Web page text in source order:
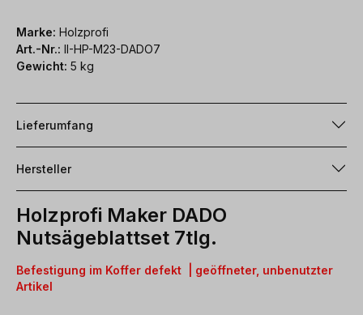
Marke: Holzprofi
Art.-Nr.: II-HP-M23-DADO7
Gewicht: 5 kg
Lieferumfang
Hersteller
Holzprofi Maker DADO
Nutsägeblattset 7tlg.
Befestigung im Koffer defekt | geöffneter, unbenutzter
Artikel